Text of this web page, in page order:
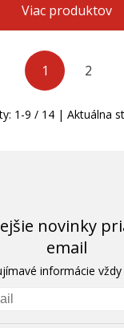
Viac produktov
1 2
1 -9 / 14 | Aktuálna
novinky
email
informácie